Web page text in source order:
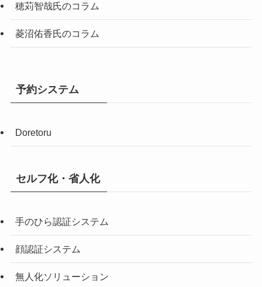
穂苅智哉氏のコラム
菱沼佑香氏のコラム
予約システム
Doretoru
セルフ化・省人化
手のひら認証システム
顔認証システム
無人化ソリューション